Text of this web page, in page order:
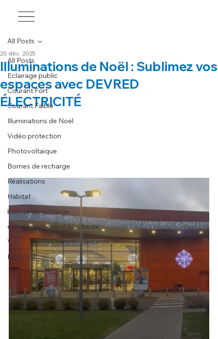
All Posts
Eclairage public
Courant Fort
Courant Faible
Illuminations de Noël
Vidéo protection
Photovoltaïque
Bornes de recharge
Réalisations
Habitat
bornes de recharge
entreprise locale d 'électricité
V
HABITAT
All Posts
Illuminations de Noël : Sublimez vos
espaces avec DEVRED
ÉLECTRICITÉ
20 déc. 2025